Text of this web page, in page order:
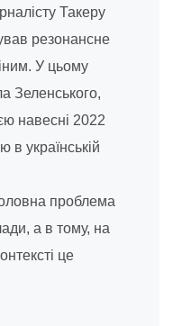
Такеру
резонансне
У цьому
Зеленського,
навесні 2022
в українській
проблема
а в тому, на
це